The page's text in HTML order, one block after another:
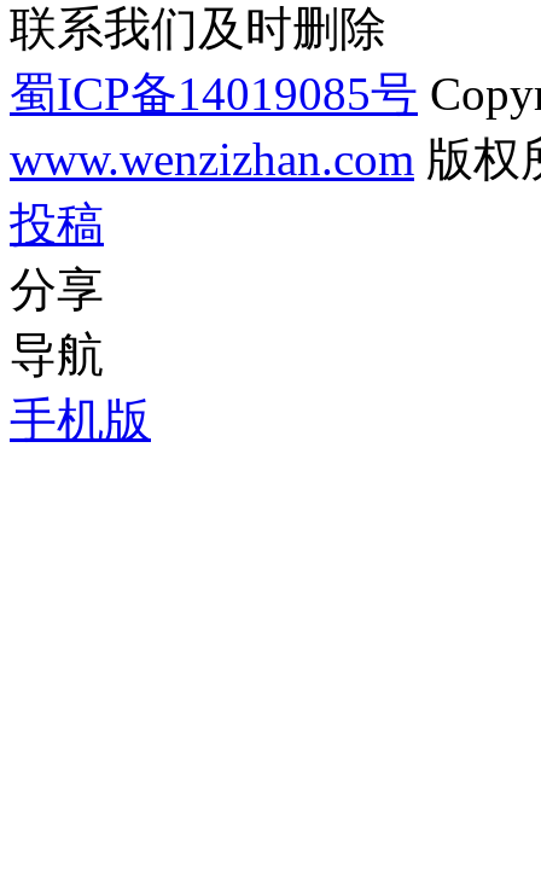
联系我们及时删除
蜀ICP备14019085号
www.wenzizhan.com 版权
投稿
分享
导航
手机版